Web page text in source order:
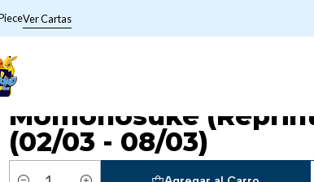
Ver Cartas
Momonosuke (Reprint) PLAY SET (02/03 - 08/03)
|
006107 OP06-107
Momonosuke
(02/03 - 08/03)